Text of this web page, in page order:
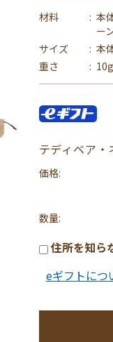
材料
本
ー
サイズ
本
重さ
10g
テディベア
価格:
数量:
住所を知ら
eギフトにつ